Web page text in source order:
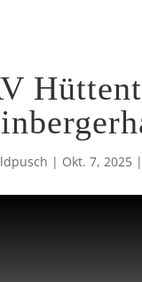
| Okt. 7, 2025